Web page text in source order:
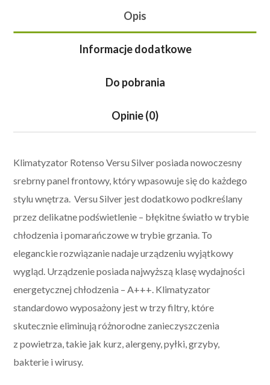
Opis
Informacje dodatkowe
Do pobrania
Opinie (0)
Klimatyzator Rotenso Versu Silver posiada nowoczesny
srebrny panel frontowy, który wpasowuje się do każdego
stylu wnętrza. Versu Silver jest dodatkowo podkreślany
przez delikatne podświetlenie – błękitne światło w trybie
chłodzenia i pomarańczowe w trybie grzania. To
eleganckie rozwiązanie nadaje urządzeniu wyjątkowy
wygląd. Urządzenie posiada najwyższą klasę wydajności
energetycznej chłodzenia – A+++. Klimatyzator
standardowo wyposażony jest w trzy filtry, które
skutecznie eliminują różnorodne zanieczyszczenia
z powietrza, takie jak kurz, alergeny, pyłki, grzyby,
bakterie i wirusy.